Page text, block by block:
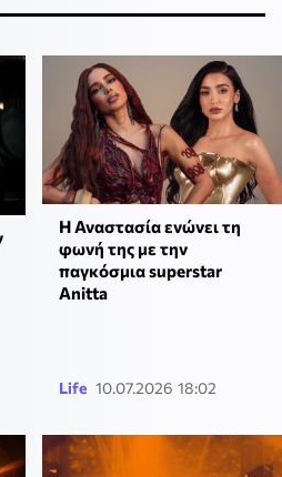
Η Αναστασία ενώνει τη
φωνή της με την
παγκόσμια superstar
Anitta
Life 10.07.2026 18:02